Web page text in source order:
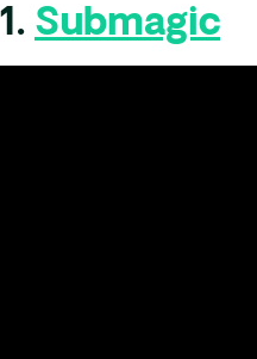
1. Submagic